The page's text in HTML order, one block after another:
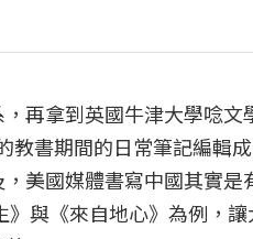
再拿到英國牛津大學唸
教書期間的日常筆記編輯
美國媒體書寫中國其實
與《來自地心》為例，